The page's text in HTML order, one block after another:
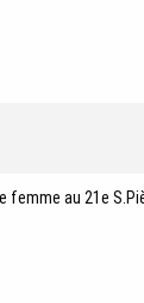
femme au 21e